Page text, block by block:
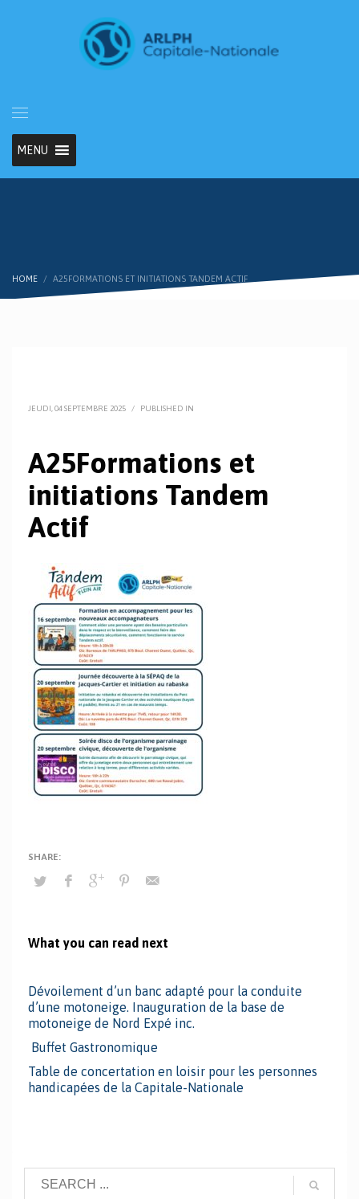
MENU
HOME A25FORMATIONS ET INITIATIONS TANDEM ACTIF
JEUDI, 04 SEPTEMBRE 2025 / PUBLISHED IN
A25Formations et
initiations Tandem
Actif
What you can read next
Dévoilement d’un banc adapté pour la conduite
d’une motoneige. Inauguration de la base de
motoneige de Nord Expé inc.
Buffet Gastronomique
Table de concertation en loisir pour les personnes
handicapées de la Capitale-Nationale